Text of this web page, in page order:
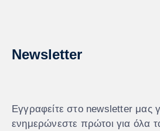
Newsletter
Εγγραφείτε στο newsletter μας
ενημερώνεστε πρώτοι για όλα